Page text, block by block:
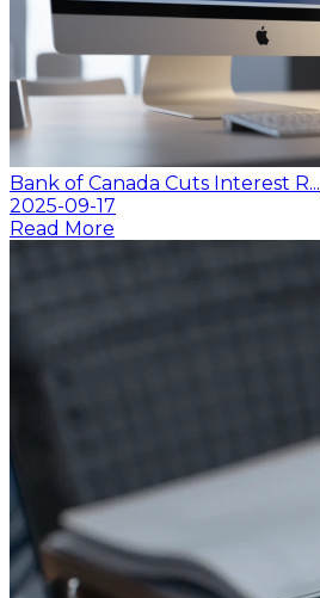
Bank of Canada Cuts Interest R...
2025-09-17
Read More